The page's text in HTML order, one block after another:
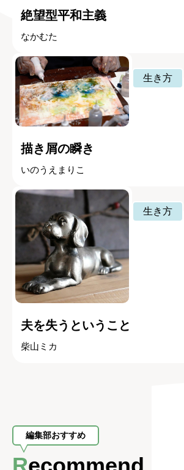
絶望型平和主義
なかむた
生き方
描き屑の瞬き
いのうえまりこ
生き方
夫を失うということ
柴山ミカ
編集部おすすめ